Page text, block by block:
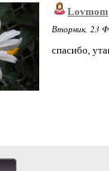
Lovmom
Вторник, 23
спасибо,